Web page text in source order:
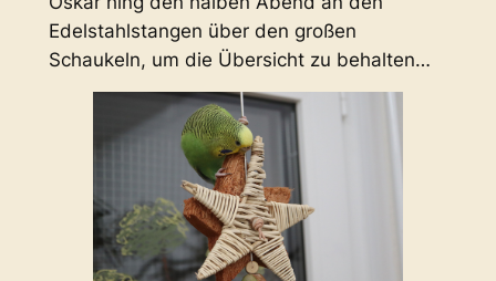
Edelstahlstangen über den großen
Schaukeln, um die Übersicht zu behalten…